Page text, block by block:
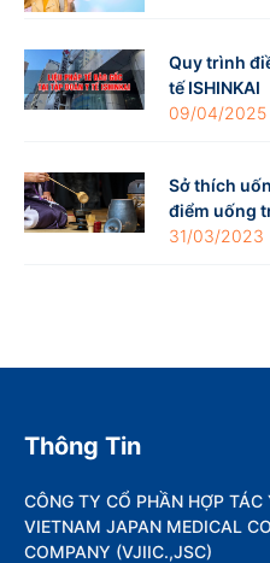
Quy trình
tế ISHINKAI
09/04/2025
Sở thích
điểm uống
31/03/2023
Thông Tin
CÔNG TY CỔ PHẦN HỢP
VIETNAM JAPAN MEDICAL
COMPANY (VJIIC.,JSC)